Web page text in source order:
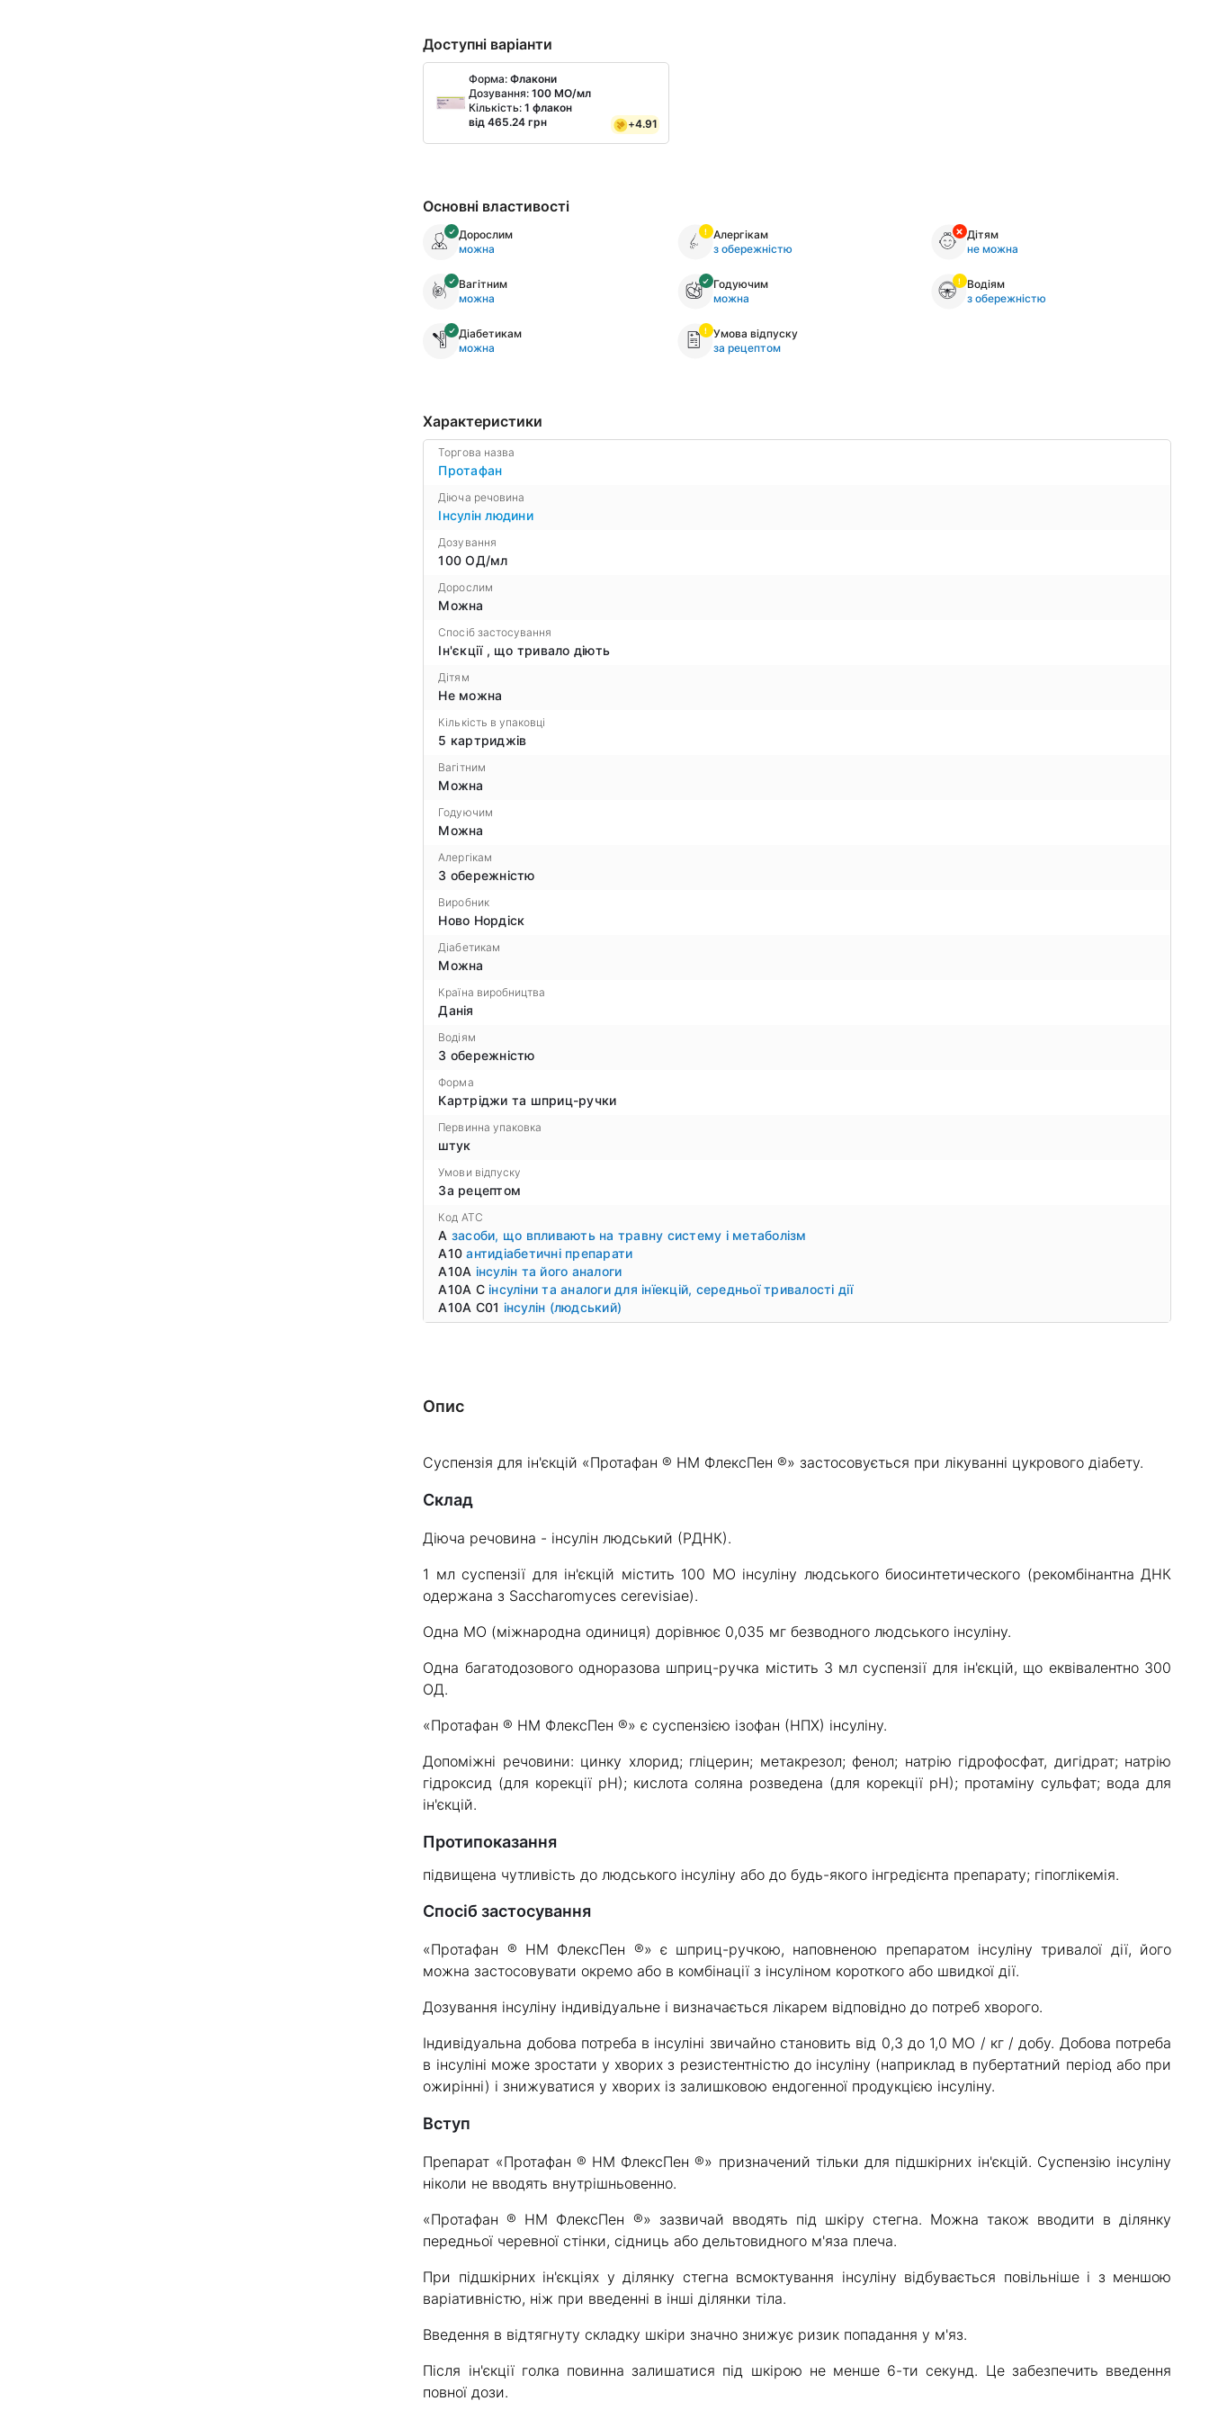
Доступні варіанти
Форма:Флакони
Дозування:100 МО/мл
Кількість:1 флакон
від 465.24 грн
+4.91
Основні властивості
Дорослим
можна
Алергікам
з обережністю
Дітям
не можна
Вагітним
можна
Годуючим
можна
Водіям
з обережністю
Діабетикам
можна
Умова відпуску
за рецептом
Характеристики
Торгова назва
Протафан
Діюча речовина
Інсулін людини
Дозування
100 ОД/мл
Дорослим
Можна
Спосіб застосування
Ін'єкції , що тривало діють
Дітям
Не можна
Кількість в упаковці
5 картриджів
Вагітним
Можна
Годуючим
Можна
Алергікам
З обережністю
Виробник
Ново Нордіск
Діабетикам
Можна
Країна виробництва
Данія
Водіям
З обережністю
Форма
Картріджи та шприц-ручки
Первинна упаковка
штук
Умови відпуску
За рецептом
Код ATC
A засоби, що впливають на травну систему і метаболізм
A10антидіабетичні препарати
A10A інсулін та його аналоги
A10A C інсуліни та аналоги для інїекцій, середньої тривалості дії
A10A C01 інсулін (людський)
Опис
Суспензія для ін'єкцій «Протафан ® НМ ФлексПен ®» застосовується при лікуванні цукрового діабету.
Склад
Діюча речовина - інсулін людський (РДНК).
1 мл суспензії для ін'єкцій містить 100 МО інсуліну людського биосинтетического (рекомбінантна ДНК
одержана з Saccharomyces cerevisiae).
Одна МО (міжнародна одиниця) дорівнює 0,035 мг безводного людського інсуліну.
Одна багатодозового одноразова шприц-ручка містить 3 мл суспензії для ін'єкцій, що еквівалентно 300
ОД.
«Протафан ® НМ ФлексПен ®» є суспензією ізофан (НПХ) інсуліну.
Допоміжні речовини: цинку хлорид; гліцерин; метакрезол; фенол; натрію гідрофосфат, дигідрат; натрію
гідроксид (для корекції рН); кислота соляна розведена (для корекції рН); протаміну сульфат; вода для
ін'єкцій.
Протипоказання
підвищена чутливість до людського інсуліну або до будь-якого інгредієнта препарату; гіпоглікемія.
Спосіб застосування
«Протафан ® НМ ФлексПен ®» є шприц-ручкою, наповненою препаратом інсуліну тривалої дії, його
можна застосовувати окремо або в комбінації з інсуліном короткого або швидкої дії.
Дозування інсуліну індивідуальне і визначається лікарем відповідно до потреб хворого.
Індивідуальна добова потреба в інсуліні звичайно становить від 0,3 до 1,0 МО / кг / добу. Добова потреба
в інсуліні може зростати у хворих з резистентністю до інсуліну (наприклад в пубертатний період або при
ожирінні) і знижуватися у хворих із залишковою ендогенної продукцією інсуліну.
Вступ
Препарат «Протафан ® НМ ФлексПен ®» призначений тільки для підшкірних ін'єкцій. Суспензію інсуліну
ніколи не вводять внутрішньовенно.
«Протафан ® НМ ФлексПен ®» зазвичай вводять під шкіру стегна. Можна також вводити в ділянку
передньої черевної стінки, сідниць або дельтовидного м'яза плеча.
При підшкірних ін'єкціях у ділянку стегна всмоктування інсуліну відбувається повільніше і з меншою
варіативністю, ніж при введенні в інші ділянки тіла.
Введення в відтягнуту складку шкіри значно знижує ризик попадання у м'яз.
Після ін'єкції голка повинна залишатися під шкірою не менше 6-ти секунд. Це забезпечить введення
повної дози.